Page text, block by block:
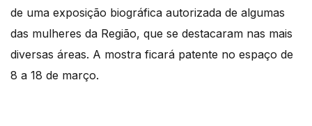
de uma exposição biográfica autorizada de algumas
das mulheres da Região, que se destacaram nas mais
diversas áreas. A mostra ficará patente no espaço de
8 a 18 de março.